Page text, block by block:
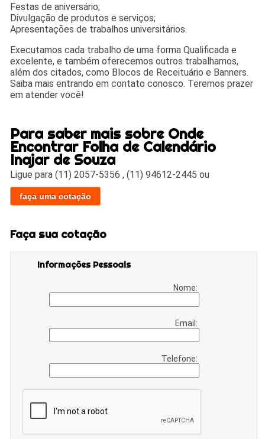
Festas de aniversário;
Divulgação de produtos e serviços;
Apresentações de trabalhos universitários.
Executamos cada trabalho de uma forma Qualificada e
excelente, e também oferecemos outros trabalhamos,
além dos citados, como Blocos de Receituário e Banners.
Saiba mais entrando em contato conosco. Teremos prazer
em atender você!
Para saber mais sobre Onde
Encontrar Folha de Calendário
Inajar de Souza
Ligue para(11) 2057-5356 ,(11) 94612-2445 ou
faça uma cotação
Faça sua cotação
Informações Pessoais
Nome:
Email:
Telefone: